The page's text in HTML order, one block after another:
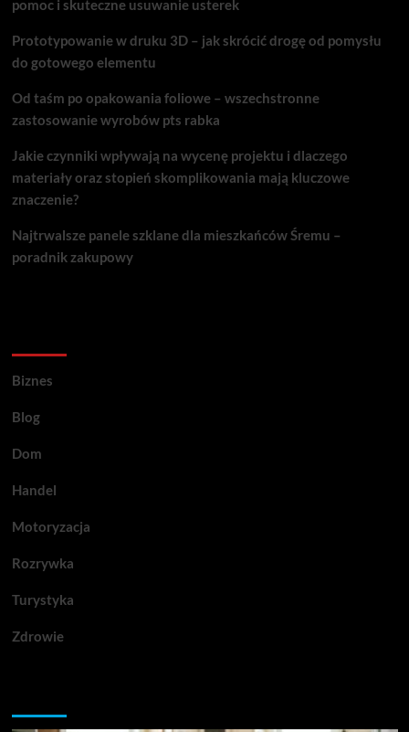
pomoc i skuteczne usuwanie usterek
Prototypowanie w druku 3D – jak skrócić drogę od pomysłu
do gotowego elementu
Od taśm po opakowania foliowe – wszechstronne
zastosowanie wyrobów pts rabka
Jakie czynniki wpływają na wycenę projektu i dlaczego
materiały oraz stopień skomplikowania mają kluczowe
znaczenie?
Najtrwalsze panele szklane dla mieszkańców Śremu –
poradnik zakupowy
Biznes
Blog
Dom
Handel
Motoryzacja
Rozrywka
Turystyka
Zdrowie